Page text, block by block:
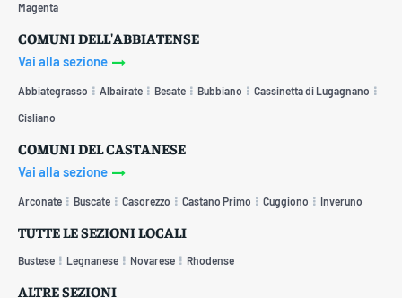
Magenta
COMUNI DELL'ABBIATENSE
Vai alla sezione
Abbiategrasso Albairate Besate Bubbiano Cassinetta di Lugagnano
Cisliano
COMUNI DEL CASTANESE
Vai alla sezione
Arconate Buscate Casorezzo Castano Primo Cuggiono Inveruno
TUTTE LE SEZIONI LOCALI
Bustese Legnanese Novarese Rhodense
ALTRE SEZIONI